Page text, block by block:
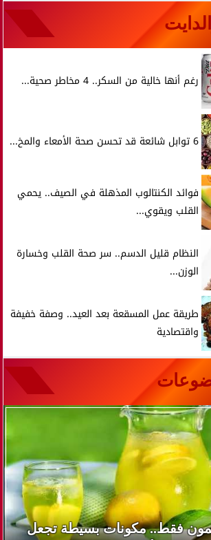
رغم أنها خالية من السكر.. 4 مخاطر صحية...
6 توابل شائعة قد تحسن صحة الأمعاء والمخ...
فوائد الكنتالوب المذهلة في الصيف.. يحمي
القلب ويقوي...
النظام قليل الدسم.. سر صحة القلب وخسارة
الوزن...
طريقة عمل المسقعة بعد العيد.. وصفة خفيفة
واقتصادية
فقط.. مكونات بسيطة تجعل